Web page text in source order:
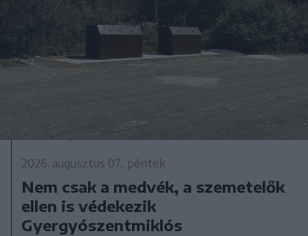
2026. augusztus 07., péntek
Nem csak a medvék, a szemetelők
ellen is védekezik
Gyergyószentmiklós